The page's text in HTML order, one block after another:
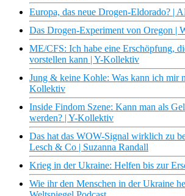
Europa, das neue Drogen-Eldorado? |
Das Drogen-Experiment von Oregon |
ME/CFS: Ich habe eine Erschöpfung,
vorstellen kann | Y-Kollektiv
Jung & keine Kohle: Was kann ich mir
Kollektiv
Inside Findom Szene: Kann man als
werden? | Y-Kollektiv
Das hat das WOW-Signal wirklich zu
Lesch & Co | Suzanna Randall
Krieg in der Ukraine: Helfen bis zur
Wie ihr den Menschen in der Ukraine